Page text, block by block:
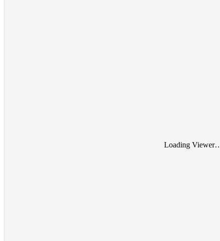
Loading